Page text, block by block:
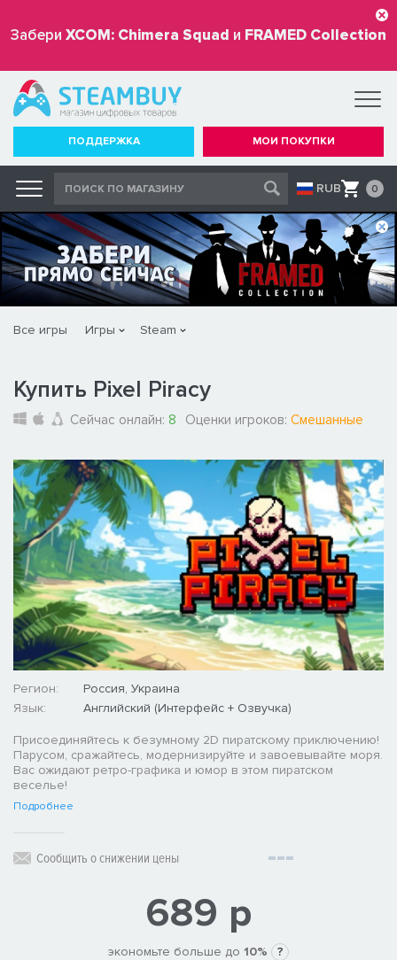
Забери XCOM: Chimera Squad и FRAMED Collection
бесплатно
ПОДДЕРЖКА МОИ ПОКУПКИ
RUB 0
Все игры Игры Steam
Купить Pixel Piracy
Сейчас онлайн: 8 Оценки игроков: Смешанные
Регион:
Россия, Украина
Язык:
Английский (Интерфейс + Озвучка)
Присоединяйтесь к безумному 2D пиратскому приключению!
Парусом, сражайтесь, модернизируйте и завоевывайте моря.
Вас ожидают ретро-графика и юмор в этом пиратском
веселье!
Подробнее
Сообщить о снижении цены
689 р
экономьте больше до 10% ?